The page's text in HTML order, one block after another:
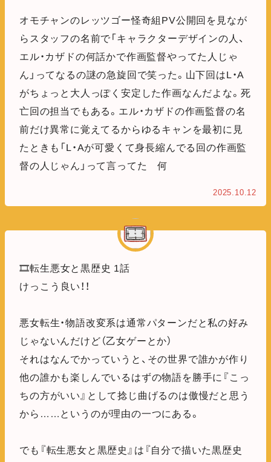
オモチャンのレッツゴー怪奇組PV公開回を見なが
らスタッフの名前で「キャラクターデザインの人、
エル・カザドの何話かで作画監督やってた人じゃ
ん」ってなるの謎の急旋回で笑った。山下回はL・A
がちょっと大人っぽく安定した作画なんだよな。死
亡回の担当でもある。エル・カザドの作画監督の名
前だけ異常に覚えてるからゆるキャンを最初に見
たときも「L・Aが可愛くて身長縮んでる回の作画監
督の人じゃん」って言ってた 何
2025.10.12
🎞️転生悪女と黒歴史 1話
けっこう良い！！
悪女転生・物語改変系は通常パターンだと私の好み
じゃないんだけど（乙女ゲーとか）
それはなんでかっていうと、その世界で誰かが作り
他の誰かも楽しんでいるはずの物語を勝手に『こっ
ちの方がいい』として捻じ曲げるのは傲慢だと思う
から……というのが理由の一つにある。
でも『転生悪女と黒歴史』は『自分で描いた黒歴史